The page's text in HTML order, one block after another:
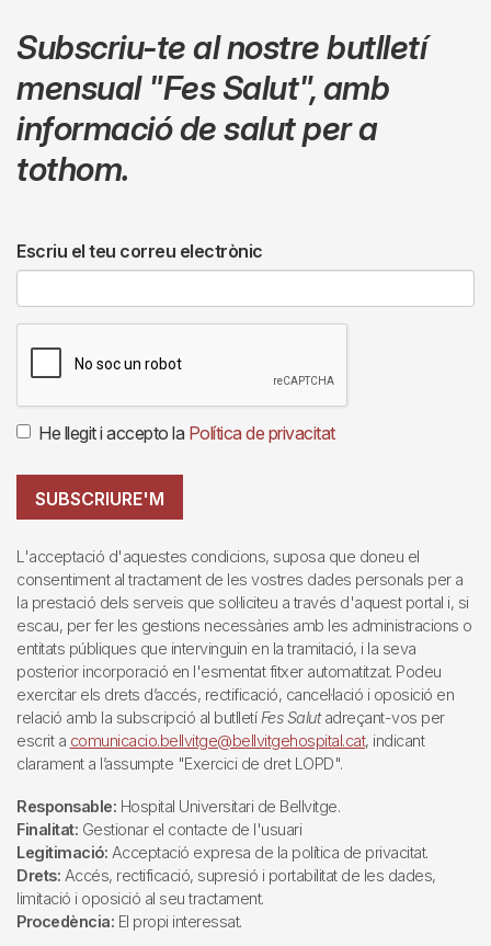
Subscriu-te al nostre butlletí
mensual "Fes Salut",amb
informació de salut per a
tothom.
Escriu el teu correu electrònic
He llegit i accepto la Política de privacitat
SUBSCRIURE'M
L'acceptació d'aquestes condicions, suposa que doneu el
consentiment al tractament de les vostres dades personals per a
la prestació dels serveis que sol·liciteu a través d'aquest portal i, si
escau, per fer les gestions necessàries amb les administracions o
entitats públiques que intervinguin en la tramitació, i la seva
posterior incorporació en l'esmentat fitxer automatitzat. Podeu
exercitar els drets d’accés, rectificació, cancel·lació i oposició en
relació amb la subscripció al butlletí Fes Salutadreçant-vos per
escrit a comunicacio.bellvitge@bellvitgehospital.cat, indicant
clarament a l’assumpte "Exercici de dret LOPD".
Responsable: Hospital Universitari de Bellvitge.
Finalitat: Gestionar el contacte de l'usuari
Legitimació: Acceptació expresa de la política de privacitat.
Drets: Accés, rectificació, supresió i portabilitat de les dades,
limitació i oposició al seu tractament.
Procedència: El propi interessat.